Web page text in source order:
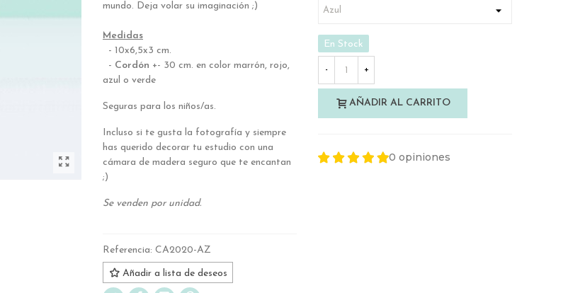
mundo. Deja volar su imaginación ;)
Medidas
- 10x6,5x3 cm.
- Cordón +- 30 cm. en color marrón, rojo,
azul o verde
Seguras para los niños/as.
Incluso si te gusta la fotografía y siempre
has querido decorar tu estudio con una
cámara de madera seguro que te encantan
;)
Se venden por unidad.
Referencia: CA2020-AZ
Añadir a lista de deseos
En Stock
- +
AÑADIR AL CARRITO
0 opiniones